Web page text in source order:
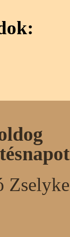
Zselyke